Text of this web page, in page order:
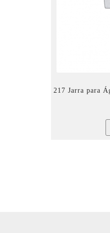
217 Jarra para